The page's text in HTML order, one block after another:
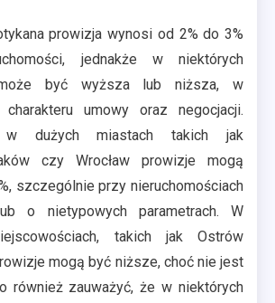
prowizja wynosi od 2% do 3%
jednakże w niektórych
być wyższa lub niższa, w
umowy oraz negocjacji.
w dużych miastach takich jak
czy Wrocław prowizje mogą
szczególnie przy nieruchomościach
o nietypowych parametrach. W
takich jak Ostrów
mogą być niższe, choć nie jest
również zauważyć, że w niektórych